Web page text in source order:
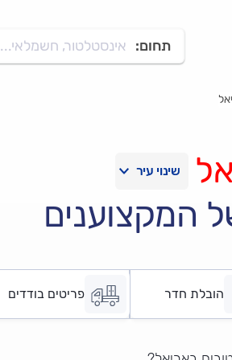
תחום: אינסטלטור, חשמלאי...
המקצוענים
הובלת חדר פריטים בודדים